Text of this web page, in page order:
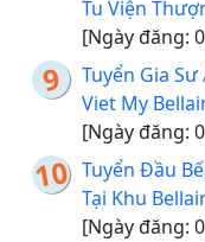
Tu Viện
[Ngày đăng:
Tuyển Gia
Viet My
[Ngày đăng:
Tuyển Đầu
Tại Khu
[Ngày đăng: